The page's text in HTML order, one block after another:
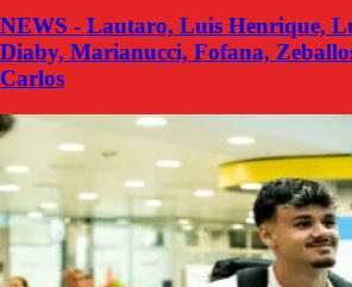
NEWS - Lautaro, Luis Henrique,
Diaby, Marianucci, Fofana,
Carlos